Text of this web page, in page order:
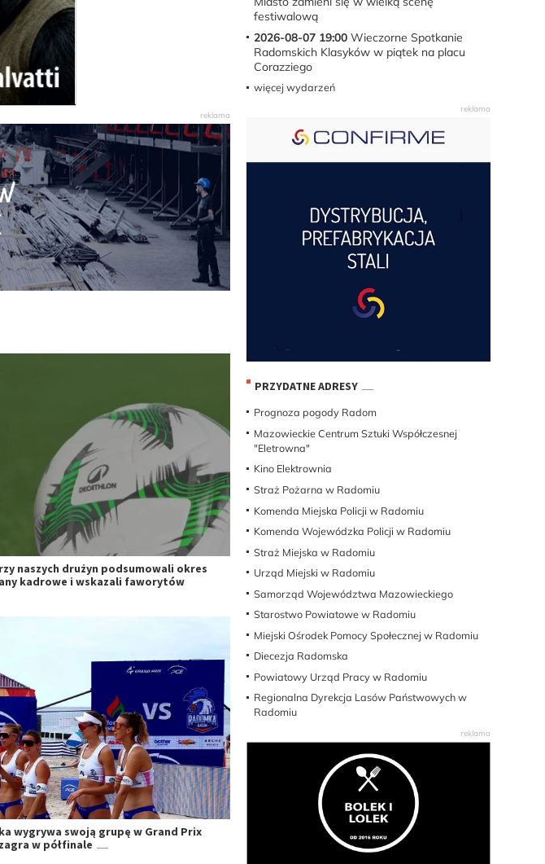
naszych drużyn podsumowali okres
kadrowe i wskazali faworytów
wygrywa swoją grupę w Grand Prix
w półfinale
festiwalową
2026-08-07 19:00Wieczorne Spotkanie
Radomskich Klasyków w piątek na placu
Corazziego
więcej wydarzeń
PRZYDATNE ADRESY
Prognoza pogody Radom
Mazowieckie Centrum Sztuki Współczesnej
"Eletrowna"
Kino Elektrownia
Straż Pożarna w Radomiu
Komenda Miejska Policji w Radomiu
Komenda Wojewódzka Policji w Radomiu
Straż Miejska w Radomiu
Urząd Miejski w Radomiu
Samorząd Województwa Mazowieckiego
Starostwo Powiatowe w Radomiu
Miejski Ośrodek Pomocy Społecznej w Radomiu
Diecezja Radomska
Powiatowy Urząd Pracy w Radomiu
Regionalna Dyrekcja Lasów Państwowych w
Radomiu